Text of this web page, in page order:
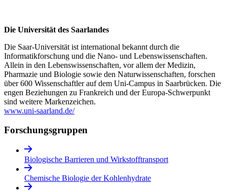
Die Universität des Saarlandes
Die Saar-Universität ist international bekannt durch die
Informatikforschung und die Nano- und Lebenswissenschaften.
Allein in den Lebenswissenschaften, vor allem der Medizin,
Pharmazie und Biologie sowie den Naturwissenschaften, forschen
über 600 Wissenschaftler auf dem Uni-Campus in Saarbrücken. Die
engen Beziehungen zu Frankreich und der Europa-Schwerpunkt
sind weitere Markenzeichen.
www.uni-saarland.de/
Forschungs­gruppen
Biologische Barrieren und Wirkstofftransport
Chemische Biologie der Kohlenhydrate